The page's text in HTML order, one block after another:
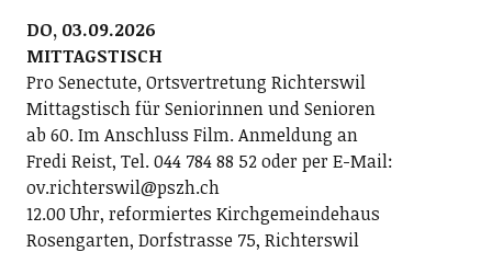
DO, 03.09.2026
MITTAGSTISCH
Pro Senectute, Ortsvertretung Richterswil
Mittagstisch für Seniorinnen und Senioren
ab 60. Im Anschluss Film. Anmeldung an
Fredi Reist, Tel. 044 784 88 52 oder per E-Mail:
ov.richterswil@pszh.ch
12.00 Uhr, reformiertes Kirchgemeindehaus
Rosengarten, Dorfstrasse 75, Richterswil